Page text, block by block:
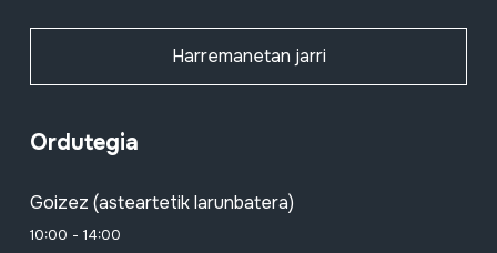
Harremanetan jarri
Ordutegia
Goizez (asteartetik larunbatera)
10:00 - 14:00